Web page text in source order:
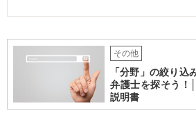
へ提出してから数日後、観護措置取消決定が出て
観察処分となった。 また、少年はバイクの窃盗事
く、その後も無事に高校へ通い続けることができた
でいて、このアパートを何かのビジネスに使っ
り主に対しては約束違反であることを追及して立
付した。 ●その結果、借り主は、少額の立退料で
【解決のポイント】 ●「老朽化」を理由として退
が、補修が可能な場合は立ち退きまでは認められ
何らかの契約違反があれば、立退料を低くしたり
められる場合もあります。 ●本件では、契約違反
その他
「分野」の絞り込
弁護士を探そう！
説明書